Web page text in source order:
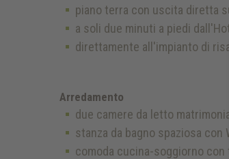
piano terra con uscita diretta
a soli due minuti a piedi
direttamente all'impianto di
Arredamento
due camere da letto
stanza da bagno spaziosa con
comoda cucina-soggiorno con